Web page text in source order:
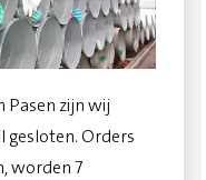
Pasen zijn wij
gesloten. Orders
worden 7